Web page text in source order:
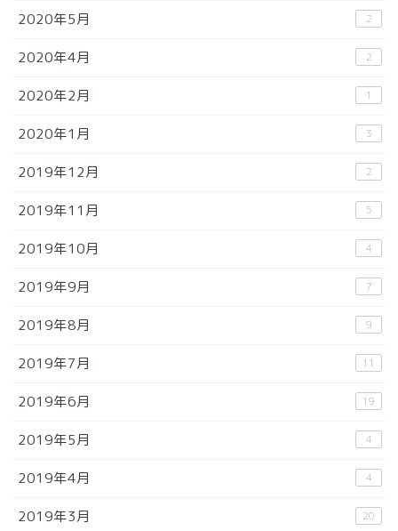
2020年5月 2
2020年4月 2
2020年2月 1
2020年1月 3
2019年12月 2
2019年11月 5
2019年10月 4
2019年9月 7
2019年8月 9
2019年7月 11
2019年6月 19
2019年5月 4
2019年4月 4
2019年3月 20